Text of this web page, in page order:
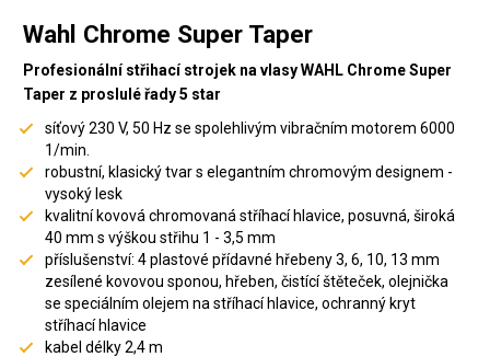
Wahl Chrome Super Taper
Profesionální střihací strojek na vlasy WAHL Chrome Super
Taper z proslulé řady 5 star
síťový 230 V, 50 Hz se spolehlivým vibračním motorem 6000
1/min.
robustní, klasický tvar s elegantním chromovým designem -
vysoký lesk
kvalitní kovová chromovaná stříhací hlavice, posuvná, široká
40 mm s výškou střihu 1 - 3,5 mm
příslušenství: 4 plastové přídavné hřebeny 3, 6, 10, 13 mm
zesílené kovovou sponou, hřeben, čistící štěteček, olejnička
se speciálním olejem na stříhací hlavice, ochranný kryt
stříhací hlavice
kabel délky 2,4 m